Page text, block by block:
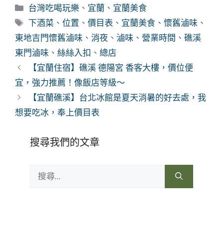
分
類
台灣吃喝玩樂 、 宜蘭 、 宜蘭美食
標
籤
下酒菜 、位置 、價目表 、 宜蘭美食 、懷舊滷味 、
東地吉門懷舊滷味 、 消夜 、 滷味 、 營業時間 、 礁溪
東門滷味 、 絲絲入扣 、 總店
【宜蘭住宿】礁溪 德陽宮 香客大樓，價位便
宜，強力推薦！像飯店等級～
【宜蘭礁溪】台北冰館是夏天消暑的好去處，我
想要吃冰，奉上價目表
搜尋我們的文章
尋: